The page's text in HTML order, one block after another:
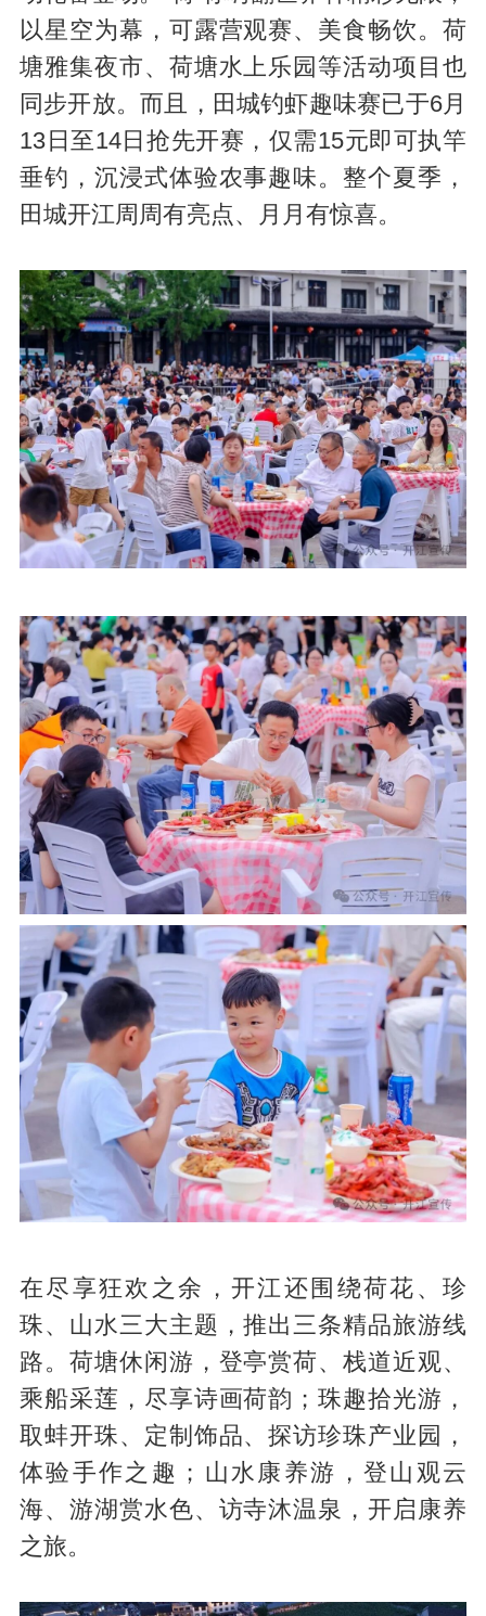
以星空为幕，可露营观赛、美食畅饮。荷
塘雅集夜市、荷塘水上乐园等活动项目也
同步开放。而且，田城钓虾趣味赛已于6月
13日至14日抢先开赛，仅需15元即可执竿
垂钓，沉浸式体验农事趣味。整个夏季，
田城开江周周有亮点、月月有惊喜。
在尽享狂欢之余，开江还围绕荷花、珍
珠、山水三大主题，推出三条精品旅游线
路。荷塘休闲游，登亭赏荷、栈道近观、
乘船采莲，尽享诗画荷韵；珠趣拾光游，
取蚌开珠、定制饰品、探访珍珠产业园，
体验手作之趣；山水康养游，登山观云
海、游湖赏水色、访寺沐温泉，开启康养
之旅。